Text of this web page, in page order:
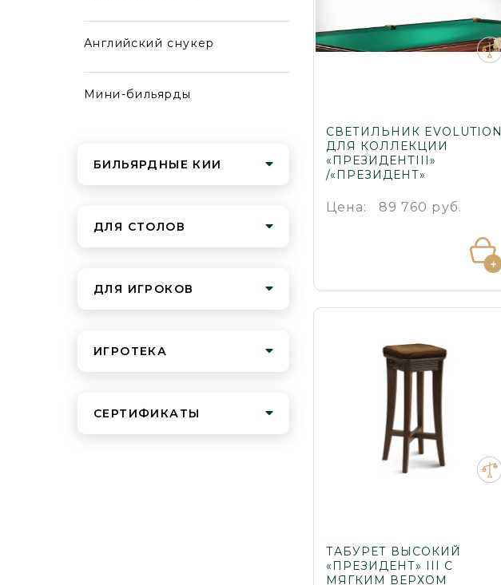
Английский снукер
Мини-бильярды
БИЛЬЯРДНЫЕ КИИ
ДЛЯ СТОЛОВ
ДЛЯ ИГРОКОВ
ИГРОТЕКА
СЕРТИФИКАТЫ
СВЕТИЛЬНИК EVOLUTION
ДЛЯ КОЛЛЕКЦИИ
«ПРЕЗИДЕНТIII»
/«ПРЕЗИДЕНТ»
Цена: 89 760 руб.
ТАБУРЕТ ВЫСОКИЙ
«ПРЕЗИДЕНТ» III С
МЯГКИМ ВЕРХОМ